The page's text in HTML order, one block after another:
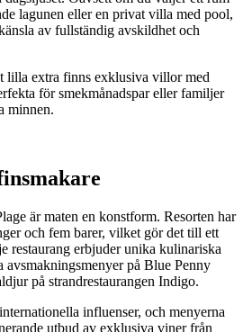
lagunen eller en privat villa med pool,
av fullständig avskildhet och
lilla extra finns exklusiva villor med
för smekmånadspar eller familjer
minnen.
är maten en konstform. Resorten har
och fem barer, vilket gör det till ett
restaurang erbjuder unika kulinariska
avsmakningsmenyer på Blue Penny
på strandrestaurangen Indigo.
influenser, och menyerna
utbud av exklusiva viner från